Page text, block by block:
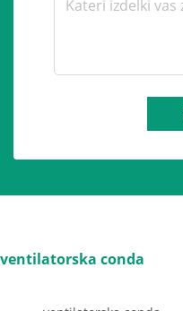
ventilatorska conda